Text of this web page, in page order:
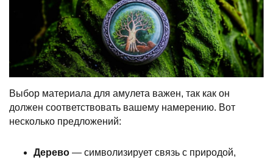
Выбор материала для амулета важен, так как он
должен соответствовать вашему намерению. Вот
несколько предложений:
Дерево — символизирует связь с природой,